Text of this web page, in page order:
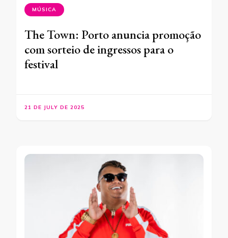
MÚSICA
The Town: Porto anuncia promoção
com sorteio de ingressos para o
festival
21 DE JULY DE 2025